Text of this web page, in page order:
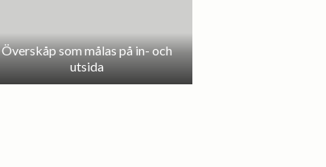
Överskåp som målas på in- och
utsida